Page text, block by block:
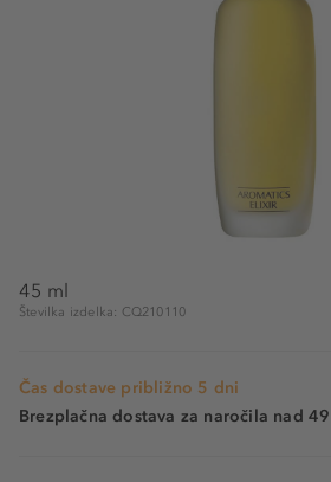
45 ml
Številka izdelka: CQ210110
Čas dostave približno 5 dni
Brezplačna dostava za naročila nad